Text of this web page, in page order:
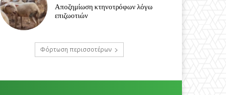
Αποζημίωση κτηνοτρόφων λόγω
επιζωοτιών
Φόρτωση περισσοτέρων